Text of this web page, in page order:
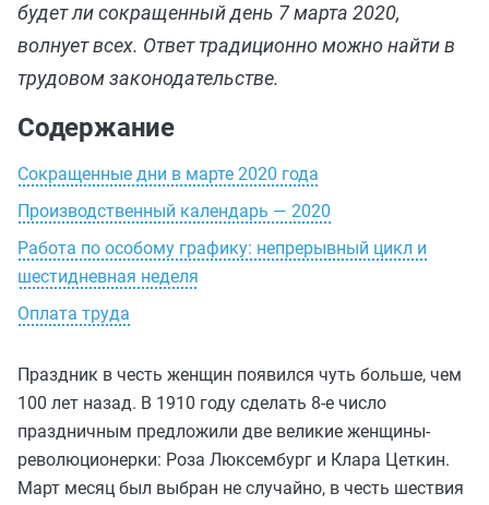
будет ли сокращенный день 7 марта 2020,
волнует всех. Ответ традиционно можно найти в
трудовом законодательстве.
Содержание
Сокращенные дни в марте 2020 года
Производственный календарь — 2020
Работа по особому графику: непрерывный цикл и
шестидневная неделя
Оплата труда
Праздник в честь женщин появился чуть больше, чем
100 лет назад. В 1910 году сделать 8-е число
праздничным предложили две великие женщины-
революционерки: Роза Люксембург и Клара Цеткин.
Март месяц был выбран не случайно, в честь шествия